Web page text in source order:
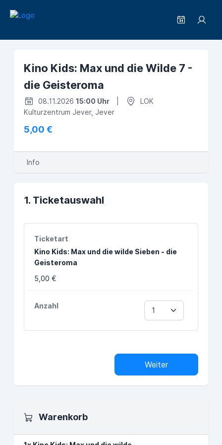
Kino Kids: Max und die Wilde 7 -
die Geisteroma
08.11.2026 15:00 Uhr
LOK
Kulturzentrum Jever, Jever
5,00 €
Info
1. Ticketauswahl
Kino Kids: Max und die wilde Sieben - die
Geisteroma
5,00 €
Weiter
Warenkorb